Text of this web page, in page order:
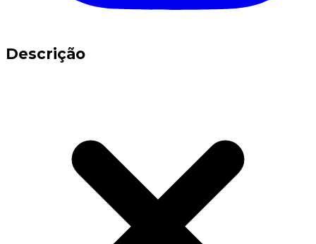
Descrição